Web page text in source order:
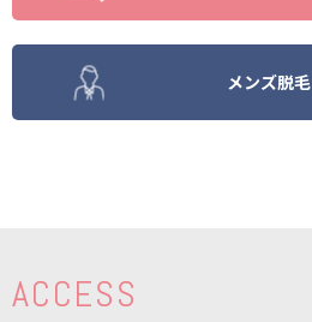
メンズ脱毛
ACCESS